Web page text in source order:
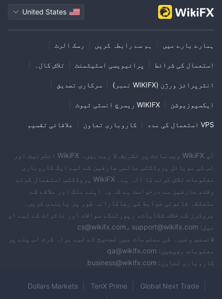
United States
ہمارے بارے میں ہم سے رابطہ کریں رسک الرٹ
استعمال کی شرائط پرائیویسی اسٹیٹمنٹ تلاش کال۔
انٹرپرائز ورژن (WIKIFX نمبر) سرکاری تصدیق
ایکسپوزیوشن WIKIFX ریسرچ انسٹی ٹیوٹ
VPS استعمال کی مدد کاروباری تعاون علاقائی تقسیم
آپ WikiFX ویب سائٹ پر تشریف لا رہے ہیں۔ WikiFX انٹرنیٹ اور
اس کی موبائل پروڈکٹس عالمی صارفین کے لیے ایک کاروباری
معلومات تلاش کرنے کا آلہ ہے۔ WikiFX پروڈکٹس استعمال کرتے
وقت، صارفین سے درخواست ہے کہ وہ اپنے ملک اور علاقے کے
متعلقہ قانونی ضوابط کی رضاکارانہ طور پر پابندی کریں۔
بروکرز کے خلاف شکایات، رپورٹنگ، سوالات اور تاثرات کے لیے ای
میل: cs@wikifx.com، support@wikifx.com
لائسنس وغیرہ کی معلومات میں تصحیح کے لیے براہ کرم اس پتے پر
معلومات بھیجیں: qa@wikifx.com
کاروباری تعاون: business@wikifx.com
Global Next Trade
TenX Prime
Dollars Markets